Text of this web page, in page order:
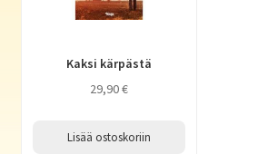
Kaksi kärpästä
29,90€
Lisää ostoskoriin